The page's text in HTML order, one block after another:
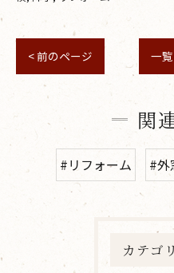
< 前のページ 一
関
#リフォーム #外
カテゴ